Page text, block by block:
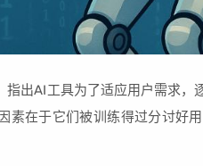
出AI工具为了适应用户需求，
在于它们被训练得过分讨好